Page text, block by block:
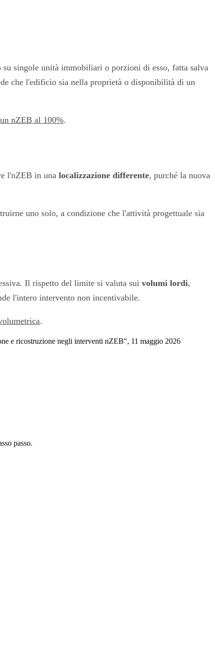
singole unità immobiliari o porzioni di esso, fatta salva
che l'edificio sia nella proprietà o disponibilità di un
nZEB al 100%.
l'nZEB in una localizzazione differente, purché la nuova
uno solo, a condizione che l'attività progettuale sia
Il rispetto del limite si valuta sui volumi lordi,
l'intero intervento non incentivabile.
.
e ricostruzione negli interventi nZEB", 11 maggio 2026
passo.